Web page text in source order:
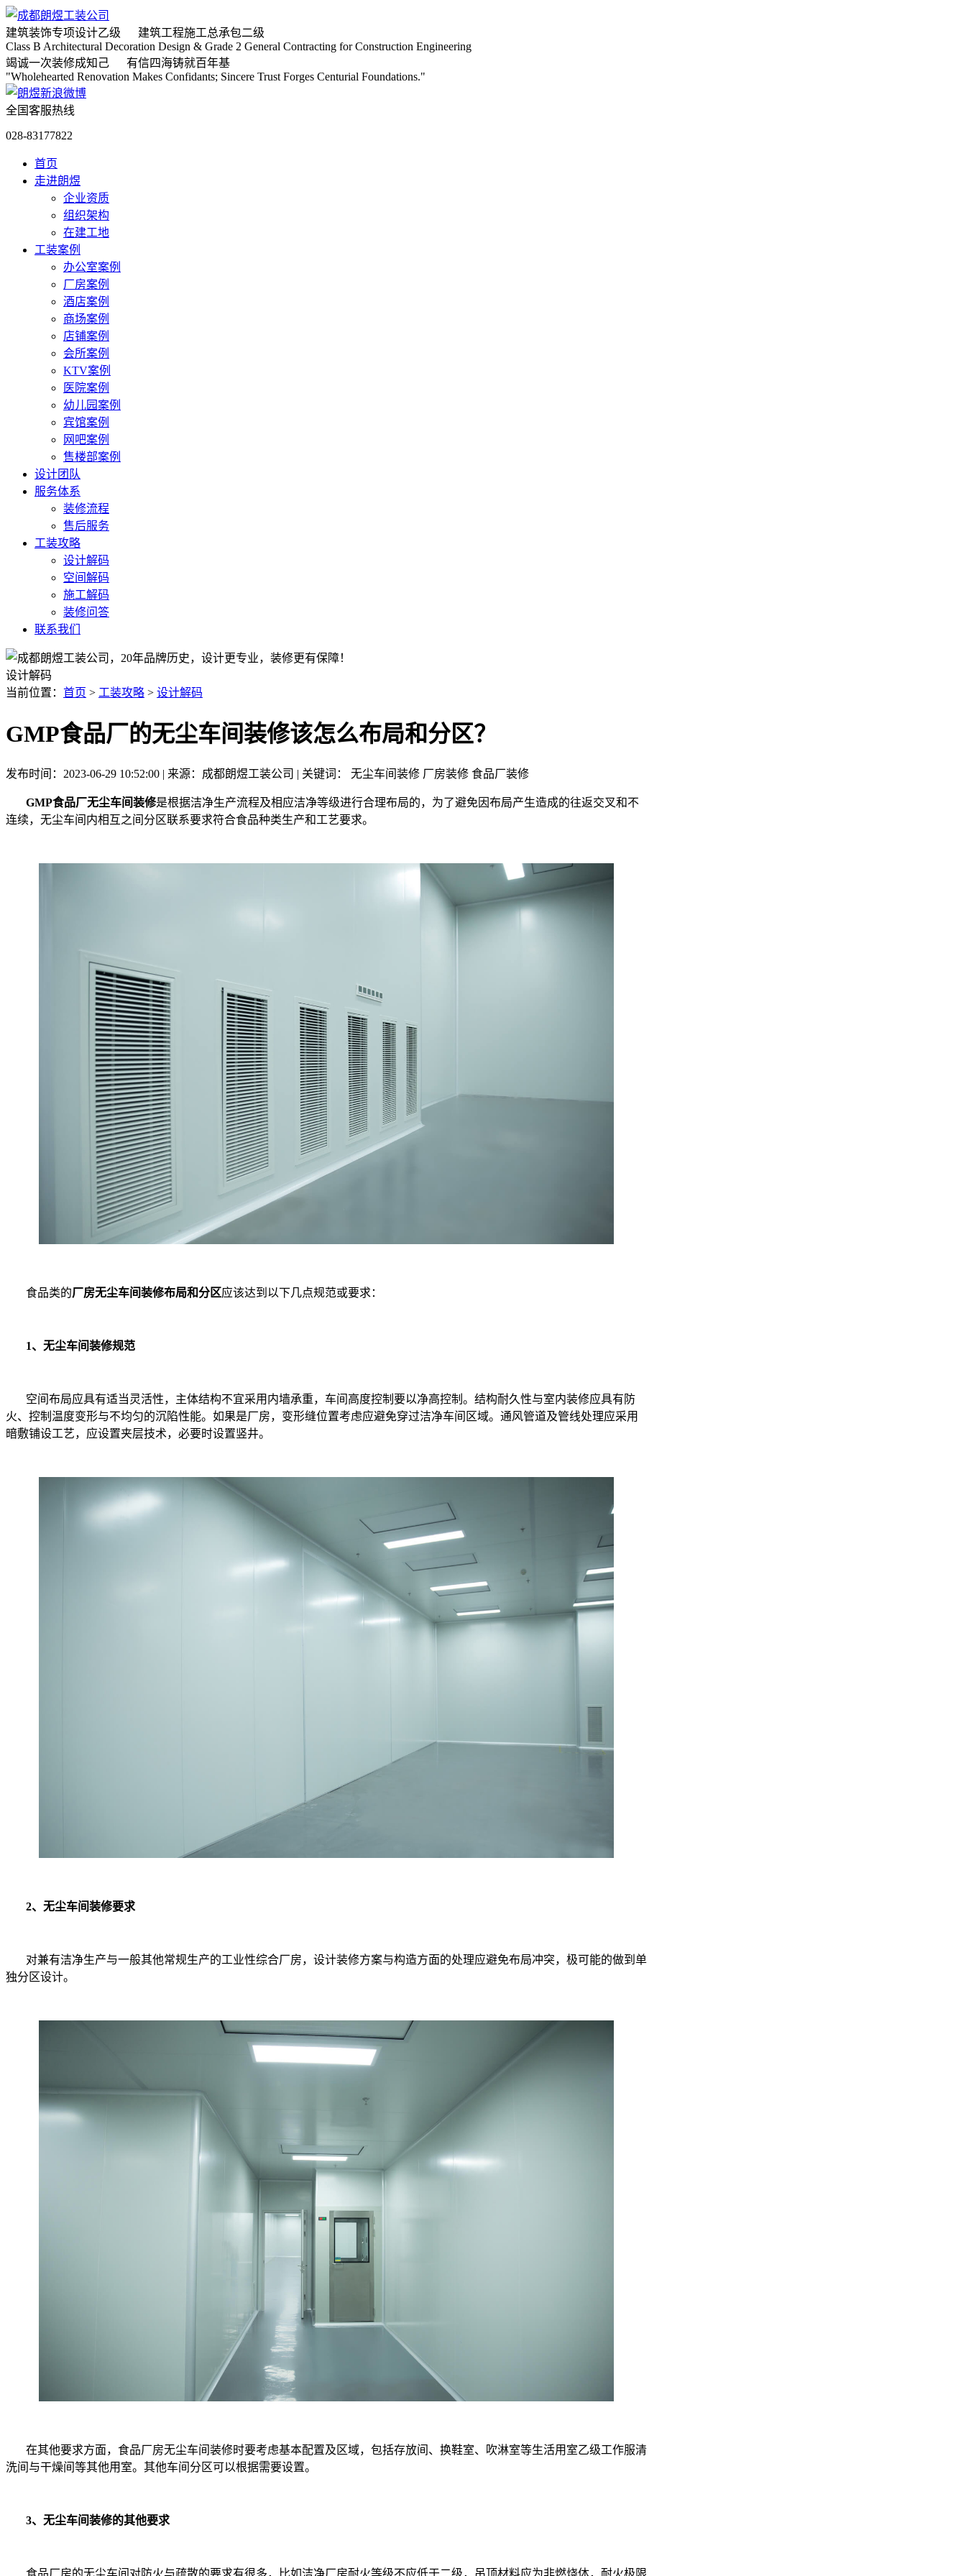
建筑装饰专项设计乙级 建筑工程施工总承包二级
Class B Architectural Decoration Design & Grade 2 General Contracting for Construction Engineering
竭诚一次装修成知己 有信四海铸就百年基
"Wholehearted Renovation Makes Confidants; Sincere Trust Forges Centurial Foundations."
全国客服热线
028-83177822
首页
走进朗煜
企业资质
组织架构
在建工地
工装案例
办公室案例
厂房案例
酒店案例
商场案例
店铺案例
会所案例
KTV案例
医院案例
幼儿园案例
宾馆案例
网吧案例
售楼部案例
设计团队
服务体系
装修流程
售后服务
工装攻略
设计解码
空间解码
施工解码
装修问答
联系我们
设计解码
当前位置： 首页 > 工装攻略 > 设计解码
GMP食品厂的无尘车间装修该怎么布局和分区？
发布时间：2023-06-29 10:52:00 | 来源：成都朗煜工装公司 | 关键词： 无尘车间装修 厂房装修 食品厂装修
GMP食品厂无尘车间装修是根据洁净生产流程及相应洁净等级进行合理布局的，为了避免因布局产生造成的往返交叉和不
连续，无尘车间内相互之间分区联系要求符合食品种类生产和工艺要求。
食品类的厂房无尘车间装修布局和分区应该达到以下几点规范或要求：
1、无尘车间装修规范
空间布局应具有适当灵活性，主体结构不宜采用内墙承重，车间高度控制要以净高控制。结构耐久性与室内装修应具有防
火、控制温度变形与不均匀的沉陷性能。如果是厂房，变形缝位置考虑应避免穿过洁净车间区域。通风管道及管线处理应采用
暗敷铺设工艺，应设置夹层技术，必要时设置竖井。
2、无尘车间装修要求
对兼有洁净生产与一般其他常规生产的工业性综合厂房，设计装修方案与构造方面的处理应避免布局冲突，极可能的做到单
独分区设计。
在其他要求方面，食品厂房无尘车间装修时要考虑基本配置及区域，包括存放间、换鞋室、吹淋室等生活用室乙级工作服清
洗间与干燥间等其他用室。其他车间分区可以根据需要设置。
3、无尘车间装修的其他要求
食品厂房的无尘车间对防火与疏散的要求有很多，比如洁净厂房耐火等级不应低于二级，吊顶材料应为非燃烧体，耐火极限